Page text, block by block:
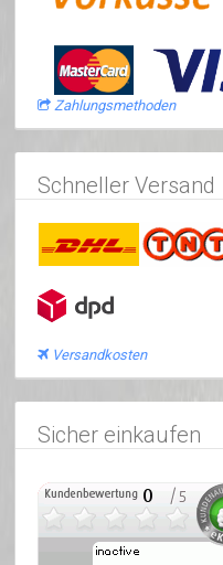
Zahlungsmethoden
Schneller Versand
Versandkosten
Sicher einkaufen